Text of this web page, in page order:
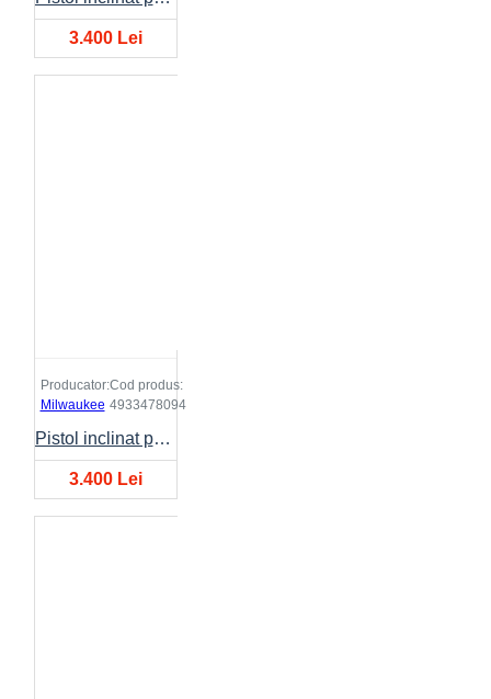
3.400 Lei
Producator:
Milwaukee
Cod produs:
4933478094
Pistol inclinat pentru cuie M18FN16GA-0X
3.400 Lei